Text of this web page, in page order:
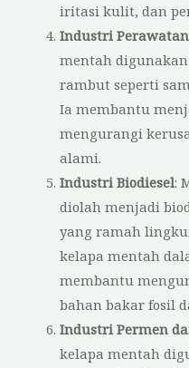
iritasi kulit, dan
Industri
mentah
rambut seperti
Ia membantu
mengurangi
alami.
Industri Biodiesel:
diolah menjadi
yang ramah
kelapa mentah
membantu
bahan bakar fosil
Industri Permen
kelapa mentah